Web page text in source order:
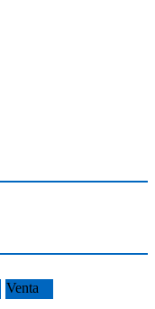
Venta